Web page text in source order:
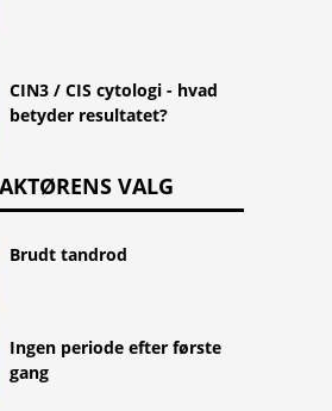
CIN3 / CIS cytologi - hvad
betyder resultatet?
VALG
Brudt tandrod
Ingen periode efter første
gang